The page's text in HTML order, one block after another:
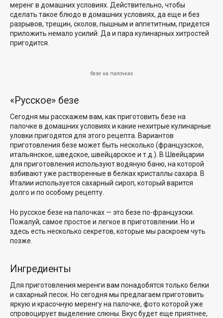
меренг в домашних условиях. Действительно, чтобы
сделать такое блюдо в домашних условиях, да еще и без
разрывов, трещин, сколов, пышным и аппетитным, придется
приложить немало усилий. Да и пара кулинарных хитростей
пригодится.
безе на палочках
«Русское» безе
Сегодня мы расскажем вам, как приготовить безе на
палочке в домашних условиях и какие нехитрые кулинарные
уловки пригодятся для этого рецепта. Вариантов
приготовления безе может быть несколько (французское,
итальянское, шведское, швейцарское и т.д.). В Швейцарии
для приготовления используют водяную баню, на которой
взбивают уже растворенные в белках кристаллы сахара. В
Италии используется сахарный сироп, который варится
долго и по особому рецепту.
Но русское безе на палочках — это безе по-французски.
Пожалуй, самое простое и легкое в приготовлении. Но и
здесь есть несколько секретов, которые мы раскроем чуть
позже.
Ингредиенты
Для приготовления меренги вам понадобятся только белки
и сахарный песок. Но сегодня мы предлагаем приготовить
яркую и красочную меренгу на палочке, фото которой уже
спровоцирует выделение слюны. Вкус будет еще приятнее,